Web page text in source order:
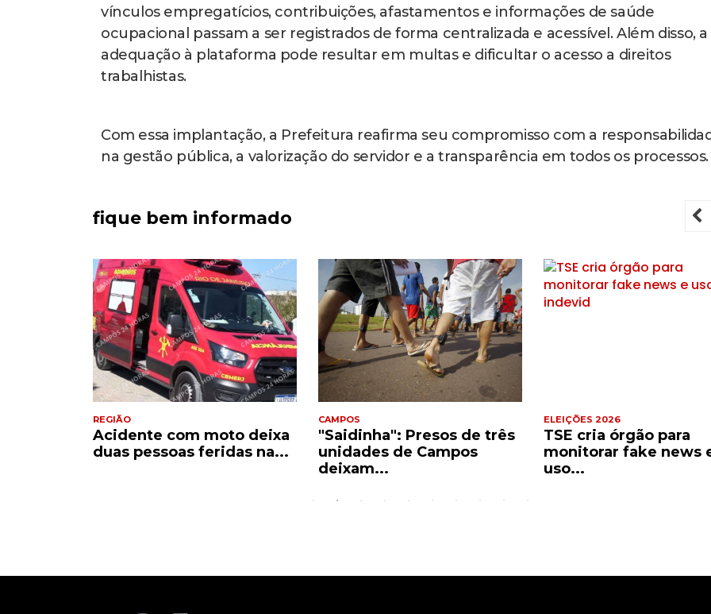
vínculos empregatícios, contribuições, afastamentos e informações de saúde
ocupacional passam a ser registrados de forma centralizada e acessível. Além disso,
adequação à plataforma pode resultar em multas e dificultar o acesso a direitos
trabalhistas.
Com essa implantação, a Prefeitura reafirma seu compromisso com a
na gestão pública, a valorização do servidor e a transparência em todos os processos.
fique bem informado
REGIÃO
Acidente com moto deixa
duas pessoas feridas na...
CAMPOS
"Saidinha": Presos de três
unidades de Campos
deixam...
ELEIÇÕES 2026
TSE cria órgão para
monitorar fake news
uso...